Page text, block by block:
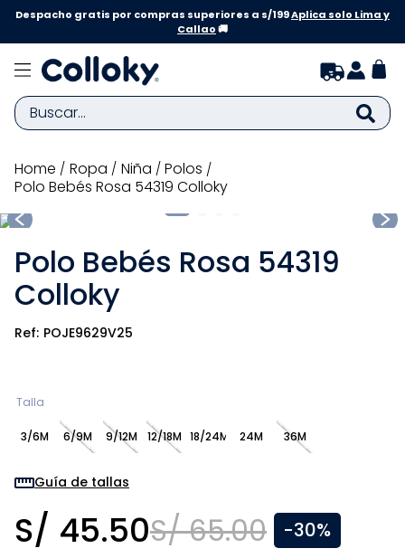
Despacho gratis por compras superiores a s/199Aplica solo Lima y
Callao🚚
Buscar...
ropa niña
polos
Polo Bebés Rosa 54319 Colloky
Polo Bebés Rosa 54319
Colloky
POJE9629V25
Talla
3/6M 6/9M 9/12M 12/18M 18/24M 24M 36M
Guía de tallas
S/ 45.50S/ 65.00 -30%
TÉRMINOS MÁS BUSCADOS
1.
zapatillas niña
2.
3.
medias
4.
sandalias
.
zapatos niña
10. disney